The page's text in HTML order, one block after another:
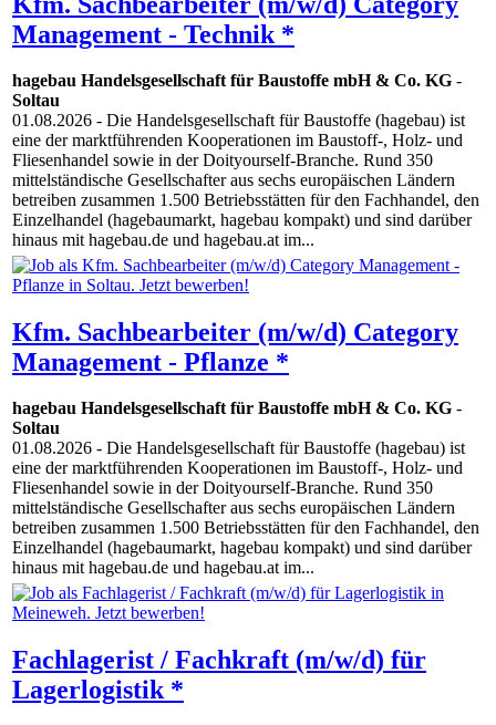
Management - Technik *
hagebau Handelsgesellschaft für Baustoffe mbH & Co. KG -
Soltau
01.08.2026 - Die Handelsgesellschaft für Baustoffe (hagebau) ist
eine der marktführenden Kooperationen im Baustoff-, Holz- und
Fliesenhandel sowie in der Doityourself-Branche. Rund 350
mittelständische Gesellschafter aus sechs europäischen Ländern
betreiben zusammen 1.500 Betriebsstätten für den Fachhandel, den
Einzelhandel (hagebaumarkt, hagebau kompakt) und sind darüber
hinaus mit hagebau.de und hagebau.at im...
Kfm. Sachbearbeiter (m/w/d) Category
Management - Pflanze *
hagebau Handelsgesellschaft für Baustoffe mbH & Co. KG -
Soltau
01.08.2026 - Die Handelsgesellschaft für Baustoffe (hagebau) ist
eine der marktführenden Kooperationen im Baustoff-, Holz- und
Fliesenhandel sowie in der Doityourself-Branche. Rund 350
mittelständische Gesellschafter aus sechs europäischen Ländern
betreiben zusammen 1.500 Betriebsstätten für den Fachhandel, den
Einzelhandel (hagebaumarkt, hagebau kompakt) und sind darüber
hinaus mit hagebau.de und hagebau.at im...
Fachlagerist / Fachkraft (m/w/d) für
Lagerlogistik *